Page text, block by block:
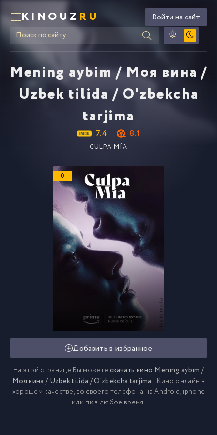
KINOUZ RU Войти на сайт
Mening aybim / Моя вина /
Uzbek tilida / O'zbekcha
tarjima
7.4 8.1
CULPA MÍA
0
Добавить в избранное
На этой странице Вы можете скачать кино Mening aybim /
Моя вина / Uzbek tilida / O'zbekcha tarjima!. Кино онлайн в
хорошем качестве, со своего телефона на Android, iphone
или пк в любое время.